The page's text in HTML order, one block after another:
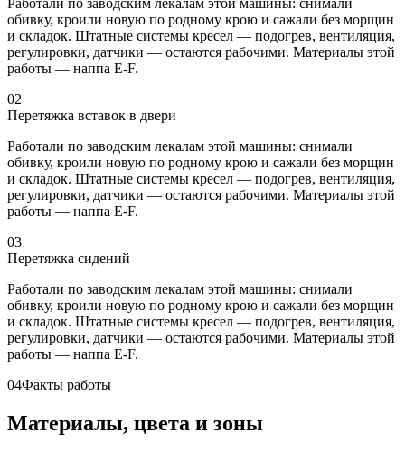
Работали по заводским лекалам этой машины: снимали
обивку, кроили новую по родному крою и сажали без морщин
и складок. Штатные системы кресел — подогрев, вентиляция,
регулировки, датчики — остаются рабочими. Материалы этой
работы — наппа E-F.
02
Перетяжка вставок в двери
Работали по заводским лекалам этой машины: снимали
обивку, кроили новую по родному крою и сажали без морщин
и складок. Штатные системы кресел — подогрев, вентиляция,
регулировки, датчики — остаются рабочими. Материалы этой
работы — наппа E-F.
03
Перетяжка сидений
Работали по заводским лекалам этой машины: снимали
обивку, кроили новую по родному крою и сажали без морщин
и складок. Штатные системы кресел — подогрев, вентиляция,
регулировки, датчики — остаются рабочими. Материалы этой
работы — наппа E-F.
04Факты работы
Материалы, цвета и зоны